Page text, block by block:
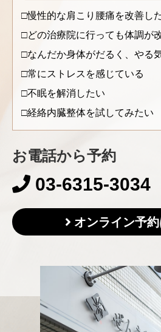
慢性的な肩こり腰痛を改善し
どの治療院に行っても体調が
なんだか身体がだるく、やる
常にストレスを感じている
不眠を解消したい
経絡内臓整体を試してみたい
お電話から予約
03-6315-3034
オンライン予